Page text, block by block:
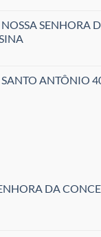
SENHORA
ANTÔNIO
DA